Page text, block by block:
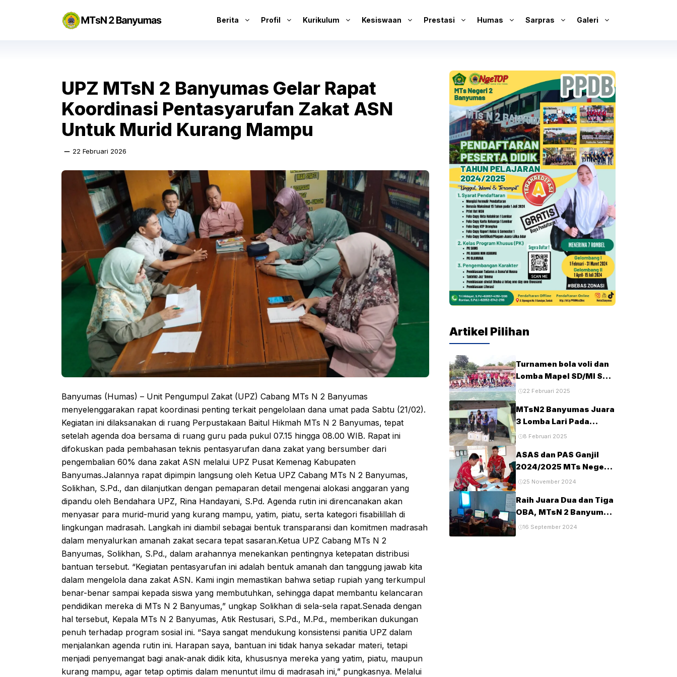
Berita Profil Kurikulum Kesiswaan Prestasi Humas Sarpras Galeri
UPZ MTsN 2 Banyumas Gelar Rapat
Koordinasi Pentasyarufan Zakat ASN
Untuk Murid Kurang Mampu
22 Februari 2026
Banyumas (Humas) – Unit Pengumpul Zakat (UPZ) Cabang MTs N 2 Banyumas
menyelenggarakan rapat koordinasi penting terkait pengelolaan dana umat pada Sabtu (21/02).
Kegiatan ini dilaksanakan di ruang Perpustakaan Baitul Hikmah MTs N 2 Banyumas, tepat
setelah agenda doa bersama di ruang guru pada pukul 07.15 hingga 08.00 WIB. Rapat ini
difokuskan pada pembahasan teknis pentasyarufan dana zakat yang bersumber dari
pengembalian 60% dana zakat ASN melalui UPZ Pusat Kemenag Kabupaten
Banyumas.Jalannya rapat dipimpin langsung oleh Ketua UPZ Cabang MTs N 2 Banyumas,
Solikhan, S.Pd., dan dilanjutkan dengan pemaparan detail mengenai alokasi anggaran yang
dipandu oleh Bendahara UPZ, Rina Handayani, S.Pd. Agenda rutin ini direncanakan akan
menyasar para murid-murid yang kurang mampu, yatim, piatu, serta kategori fisabilillah di
lingkungan madrasah. Langkah ini diambil sebagai bentuk transparansi dan komitmen madrasah
dalam menyalurkan amanah zakat secara tepat sasaran.Ketua UPZ Cabang MTs N 2
Banyumas, Solikhan, S.Pd., dalam arahannya menekankan pentingnya ketepatan distribusi
bantuan tersebut. “Kegiatan pentasyarufan ini adalah bentuk amanah dan tanggung jawab kita
dalam mengelola dana zakat ASN. Kami ingin memastikan bahwa setiap rupiah yang terkumpul
benar-benar sampai kepada siswa yang membutuhkan, sehingga dapat membantu kelancaran
pendidikan mereka di MTs N 2 Banyumas,” ungkap Solikhan di sela-sela rapat.Senada dengan
hal tersebut, Kepala MTs N 2 Banyumas, Atik Restusari, S.Pd., M.Pd., memberikan dukungan
penuh terhadap program sosial ini. “Saya sangat mendukung konsistensi panitia UPZ dalam
menjalankan agenda rutin ini. Harapan saya, bantuan ini tidak hanya sekadar materi, tetapi
menjadi penyemangat bagi anak-anak didik kita, khususnya mereka yang yatim, piatu, maupun
kurang mampu, agar tetap optimis dalam menuntut ilmu di madrasah ini,” pungkasnya. Melalui
Artikel Pilihan
Turnamen bola voli dan
Lomba Mapel SD/MI Se-
kecamatan Tambak
Banyumas
22 Februari 2025
MTsN2 Banyumas Juara
3 Lomba Lari Pada
Porseni MTs Tingkat
Tahun 2025
8 Februari 2025
ASAS dan PAS Ganjil
2024/2025 MTs Negeri
2 Banyumas
Lancar
25 November 2024
Raih Juara Dua dan Tiga
OBA, MTsN 2 Banyumas
Lanjut Tingkat Provinsi
16 September 2024